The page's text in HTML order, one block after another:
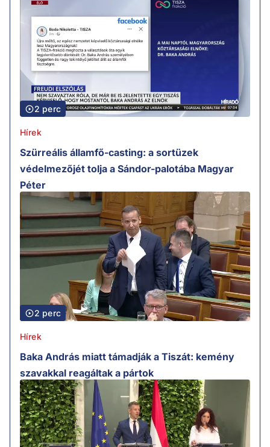
2 perc
Hírek
Szürreális államfő-casting: a sortüzek
védelmezőjét tolja a Sándor-palotába Magyar
Péter
2 perc
Hírek
Baka András miatt támadják a Tiszát: kemény
szavakkal reagáltak a pártok